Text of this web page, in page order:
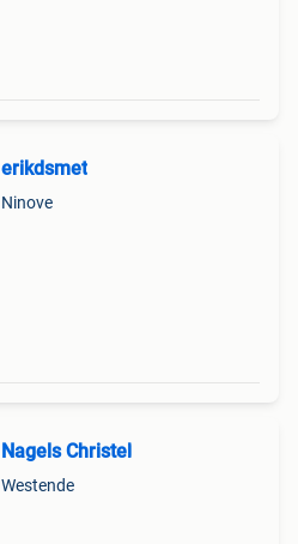
erikdsmet
Ninove
Nagels Christel
Westende